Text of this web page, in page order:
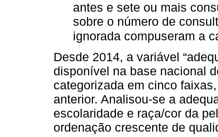
antes e sete ou mais
sobre o número de
ignorada compuseram a
Desde 2014, a variável
disponível na base nacional
categorizada em cinco
anterior. Analisou-se a
escolaridade e raça/cor da
ordenação crescente de